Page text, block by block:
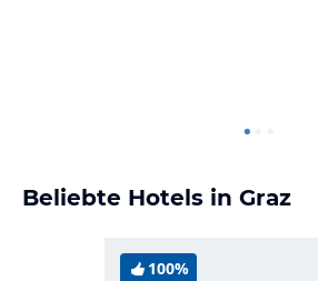
Beliebte Hotels in Graz
100%